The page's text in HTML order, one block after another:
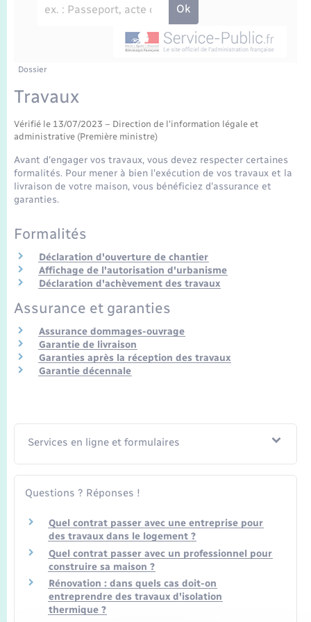
Etat-civil - Papiers - Citoyenneté
Parrainage civil
Concessions funéraires
Nouvel habitant
Numérique
Organisation d’événement
Sécurité - Prévention
Seniors
Transports
Transports scolaires
Voirie et espace public
Travaux - Autorisation d’occupation de l’espace
Plan interactif
Dossier
Travaux
Vérifié le 13/07/2023 – Direction de l'information légale et
administrative (Première ministre)
Avant d'engager vos travaux, vous devez respecter certaines
formalités. Pour mener à bien l'exécution de vos travaux et la
livraison de votre maison, vous bénéficiez d'assurance et
garanties.
Formalités
Déclaration d'ouverture de chantier
Affichage de l'autorisation d'urbanisme
Déclaration d'achèvement des travaux
Assurance et garanties
Assurance dommages-ouvrage
Garantie de livraison
Garanties après la réception des travaux
Garantie décennale
Services en ligne et formulaires
Questions ? Réponses !
Quel contrat passer avec une entreprise pour
des travaux dans le logement ?
Quel contrat passer avec un professionnel pour
construire sa maison ?
Rénovation : dans quels cas doit-on
entreprendre des travaux d'isolation
thermique ?